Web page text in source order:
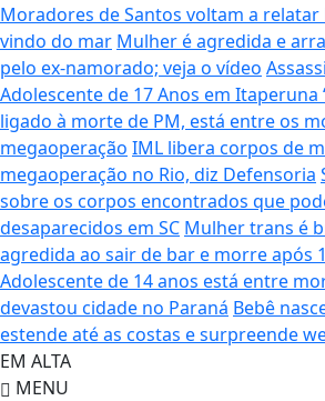
Moradores de Santos voltam a
vindo do mar Mulher é agredida e
pelo ex-namorado; veja o vídeo
Adolescente de 17 Anos em Itaperuna
ligado à morte de PM, está entre os
megaoperação IML libera corpos de
megaoperação no Rio, diz Defensoria
sobre os corpos encontrados que
desaparecidos em SC Mulher trans é
agredida ao sair de bar e morre após
Adolescente de 14 anos está entre
devastou cidade no Paraná Bebê
estende até as costas e surpreende
EM ALTA
MENU